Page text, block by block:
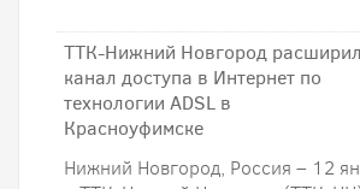
ТТК-Нижний Новгород расширил
канал доступа в Интернет по
технологии ADSL в
Красноуфимске
Нижний Новгород, Россия – 12